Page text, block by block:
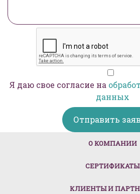
Я даю свое согласие на
данных
Отправить
О КОМПАНИИ
СЕРТИФИКАТЫ
КЛИЕНТЫ И